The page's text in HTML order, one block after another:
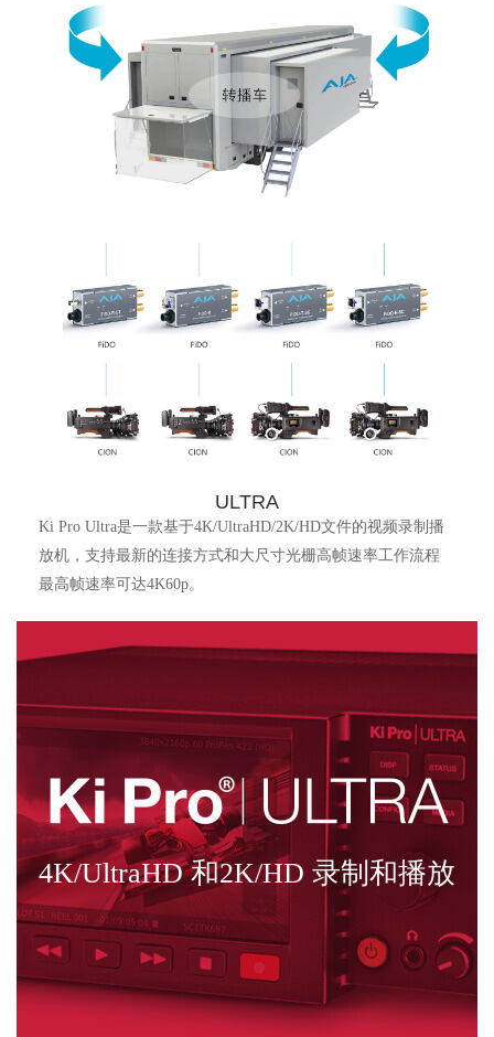
ULTRA
Ki Pro Ultra是一款基于4K/UltraHD/2K/HD文件的视频录制播
放机，支持最新的连接方式和大尺寸光栅高帧速率工作流程
最高帧速率可达4K60p。
4K/UltraHD 和2K/HD 录制和播放